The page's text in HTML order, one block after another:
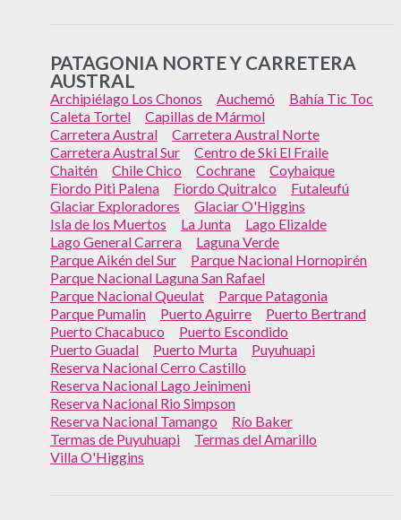
PATAGONIA NORTE Y CARRETERA
AUSTRAL
Archipiélago Los Chonos Auchemó
Bahía Tic Toc
Caleta Tortel
Capillas de Mármol
Carretera Austral
Carretera Austral Norte
Carretera Austral Sur
Centro de Ski El Fraile
Chaitén
Chile Chico Cochrane
Coyhaique
Fiordo Piti Palena
Fiordo Quitralco
Futaleufú
Glaciar Exploradores
Glaciar O'Higgins
Isla de los Muertos
La Junta
Lago Elizalde
Lago General Carrera
Laguna Verde
Parque Aikén del Sur
Parque Nacional Hornopirén
Parque Nacional Laguna San Rafael
Parque Nacional Queulat
Parque Patagonia
Parque Pumalin
Puerto Aguirre
Puerto Bertrand
Puerto Chacabuco
Puerto Escondido
Puerto Guadal
Puerto Murta
Puyuhuapi
Reserva Nacional Cerro Castillo
Reserva Nacional Lago Jeinimeni
Reserva Nacional Rio Simpson
Reserva Nacional Tamango
Río Baker
Termas de Puyuhuapi
Termas del Amarillo
Villa O'Higgins